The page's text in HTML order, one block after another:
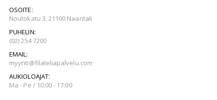
OSOITE:
Noutokatu 3, 21100 Naantali
PUHELIN:
(02) 254 7200
EMAIL:
myynti@filateliapalvelu.com
AUKIOLOAJAT:
Ma - Pe / 10:00 - 17:00